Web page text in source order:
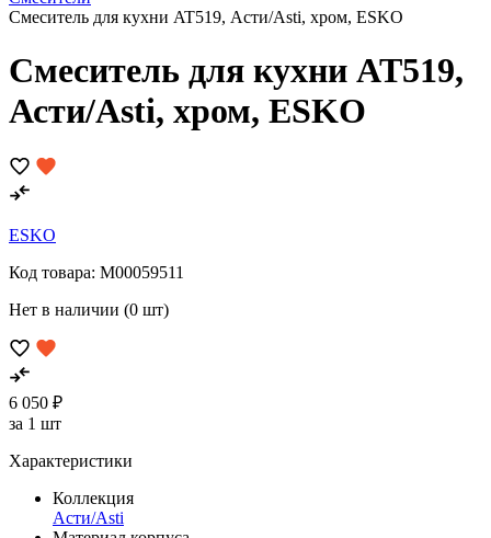
Смеситель для кухни AT519, Асти/Asti, хром, ESKO
Смеситель для кухни AT519,
Асти/Asti, хром, ESKO
ESKO
Код товара: M00059511
Нет в наличии (0 шт)
6 050 ₽
за 1 шт
Характеристики
Коллекция
Асти/Asti